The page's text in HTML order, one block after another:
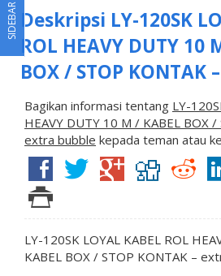
Deskripsi LY-120SK
ROL HEAVY DUTY 10
BOX / STOP
Bagikan informasi tentang LY-
HEAVY DUTY 10 M / KABEL BOX
extra bubble kepada teman atau
LY-120SK LOYAL KABEL ROL
KABEL BOX / STOP KONTAK –
SIDEBAR